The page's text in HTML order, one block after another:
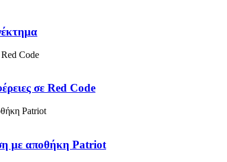
σε Red Code
με αποθήκη Patriot